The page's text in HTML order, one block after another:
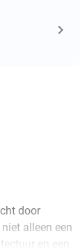
door
alleen een
en een